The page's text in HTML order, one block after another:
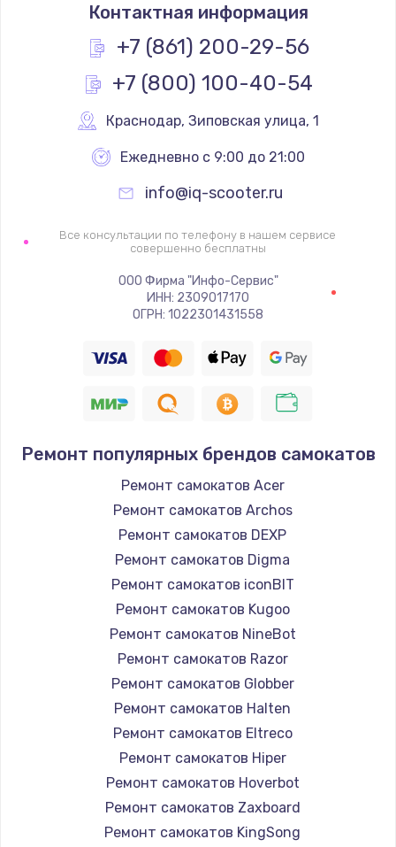
Ремонт петель крышки
990 руб.
Заказать
1060 руб.
Заказать
Замена шим-контроллера
Заказать
600 руб.
Заказать
Контактная информация
+7 (861) 200-29-56
+7 (800) 100-40-54
Краснодар, Зиповская улица, 1
Ежедневно с 9:00 до 21:00
info@iq-scooter.ru
Все консультации по телефону в нашем сервисе
совершенно бесплатны
ООО Фирма "Инфо-Сервис"
ИНН: 2309017170
ОГРН: 1022301431558
Ремонт популярных брендов самокатов
Ремонт самокатов Acer
Ремонт самокатов Archos
Ремонт самокатов DEXP
Ремонт самокатов Digma
Ремонт самокатов iconBIT
Ремонт самокатов Kugoo
Ремонт самокатов NineBot
Ремонт самокатов Razor
Ремонт самокатов Globber
Ремонт самокатов Halten
Ремонт самокатов Eltreco
Ремонт самокатов Hiper
Ремонт самокатов Hoverbot
Ремонт самокатов Zaxboard
Ремонт самокатов KingSong